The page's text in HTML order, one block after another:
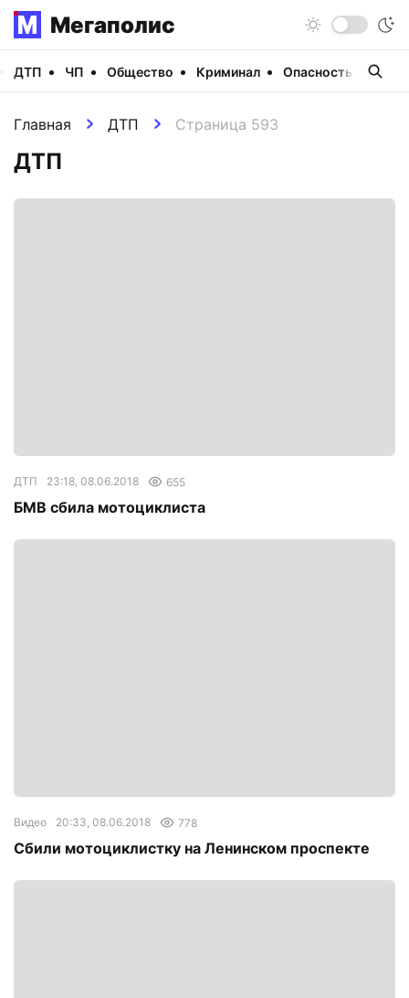
Мегаполис
ДТП ЧП Общество Криминал Опасность
Главная ДТП Страница 593
ДТП
ДТП 23:18, 08.06.2018 655
БМВ сбила мотоциклиста
Видео 20:33, 08.06.2018 778
Сбили мотоциклистку на Ленинском проспекте